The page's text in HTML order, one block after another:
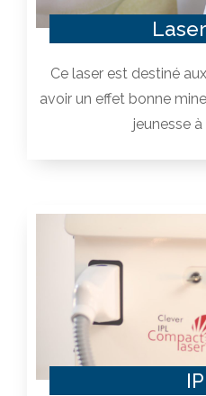
Ce laser est destiné
avoir un effet bonne
jeunesse